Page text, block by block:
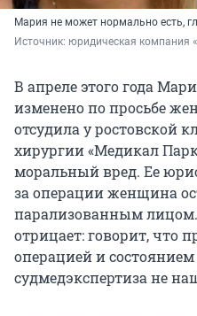
Мария не может нормально есть,
Источник: юридическая компания
В апреле этого года
изменено по просьбе
отсудила у ростовской
хирургии «Медикал
моральный вред. Ее
за операции женщина
парализованным
отрицает: говорит, что
операцией и
судмедэкспертиза не